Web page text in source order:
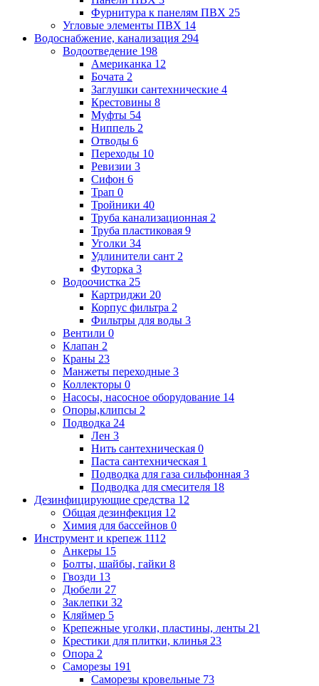
Фурнитура к панелям ПВХ 25
Угловые элементы ПВХ 14
Водоснабжение, канализация 294
Водоотведение 198
Американка 12
Бочата 2
Заглушки сантехнические 4
Крестовины 8
Муфты 54
Ниппель 2
Отводы 6
Переходы 10
Ревизии 3
Сифон 6
Трап 0
Тройники 40
Труба канализационная 2
Труба пластиковая 9
Уголки 34
Удлинители сант 2
Футорка 3
Водоочистка 25
Картриджи 20
Корпус фильтра 2
Фильтры для воды 3
Вентили 0
Клапан 2
Краны 23
Манжеты переходные 3
Коллекторы 0
Насосы, насосное оборудование 14
Опоры,клипсы 2
Подводка 24
Лен 3
Нить сантехническая 0
Паста сантехническая 1
Подводка для газа сильфонная 3
Подводка для смесителя 18
Дезинфицирующие средства 12
Общая дезинфекция 12
Химия для бассейнов 0
Инструмент и крепеж 1112
Анкеры 15
Болты, шайбы, гайки 8
Гвозди 13
Дюбели 27
Заклепки 32
Кляймер 5
Крепежные уголки, пластины, ленты 21
Крестики для плитки, клинья 23
Опора 2
Саморезы 191
Саморезы кровельные 73